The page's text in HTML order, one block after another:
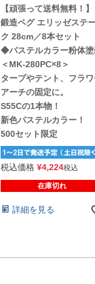
【頑張って送料無料！】
鍛造ペグ エリッゼステ
ク 28cm／8本セット
◆パステルカラー粉体
＜MK-280PC×8＞
タープやテント、フラ
アーチの固定に。
S55Cの1本物！
新色パステルカラー！
500セット限定
税込価格 ¥4,224税込
在庫切れ
詳細を見る